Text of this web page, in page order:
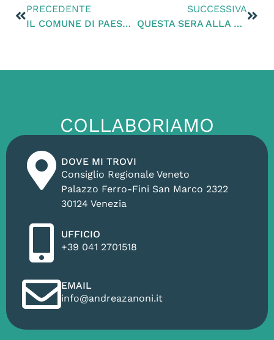
PRECEDENTE
IL COMUNE DI PAESE HA PROMOSSO UNA INIZIATIVA PER DIRE BASTA ALLE CAVE STAMPANDO 20.000 CARTOLINE CON LA SCRITTA “BASTA CAVE A PAESE” DA COMPILARE E RICONSEGNARE IN APPOSITI PUNTI. PAESEAMBIENTE EFFETTUERA’ UN TAVOLO DEDICATO DI RACCOLTA E SOTTOSCRIZIONE DELLE CARTOLINE PER DOMENICA MATTINA 27 GENNAIO IN PIAZZA A PAESE.
SUCCESSIVA
QUESTA SERA ALLA TRASMISSIONE “PROMESSE E FATTI” IN ONDA SU ANTENNA 3 NORDEST ALLE ORE 20.45, SI PARLERA’ DEL PROBLEMA DEI RIFIUTI, DELLE DISCARICHE E DEGLI INCENERITORI. ALCUNI ATTIVISTI DI PAESEAMBIENTE PARTECIPERANNO IN STUDIO TRA IL PUBBLICO.
COLLABORIAMO
DOVE MI TROVI
Consiglio Regionale Veneto
Palazzo Ferro-Fini San Marco 2322
30124 Venezia
UFFICIO
+39 041 2701518
EMAIL
info@andreazanoni.it